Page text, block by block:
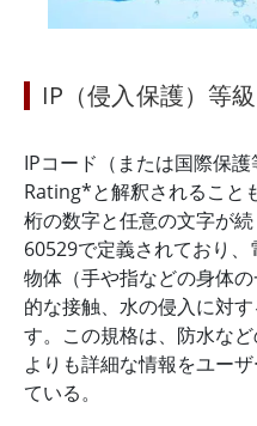
IP（侵入保護）等
IPコード（または国際保
Rating*と解釈されること
桁の数字と任意の文字が
60529で定義されており
物体（手や指などの身体
的な接触、水の侵入に対
す。この規格は、防水な
よりも詳細な情報をユー
ている。